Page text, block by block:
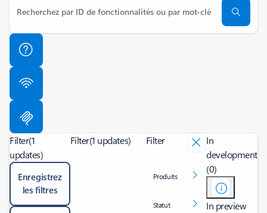
Filter(1
updates)
Enregistrez
les filtres
Filter(1 updates) Filter
Produits
Statut
In
development
(0)
In preview